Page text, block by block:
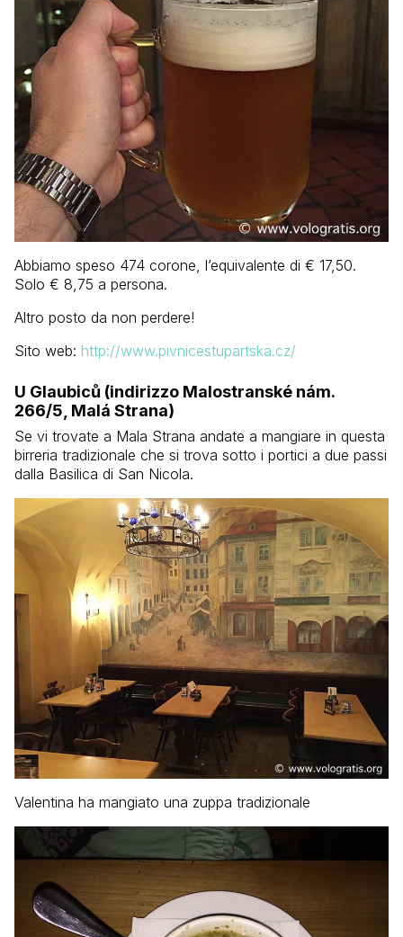
Abbiamo speso 474 corone, l’equivalente di € 17,50.
Solo € 8,75 a persona.
Altro posto da non perdere!
Sito web: http://www.pivnicestupartska.cz/
U Glaubiců (indirizzo Malostranské nám.
266/5, Malá Strana)
Se vi trovate a Mala Strana andate a mangiare in questa
birreria tradizionale che si trova sotto i portici a due passi
dalla Basilica di San Nicola.
Valentina ha mangiato una zuppa tradizionale